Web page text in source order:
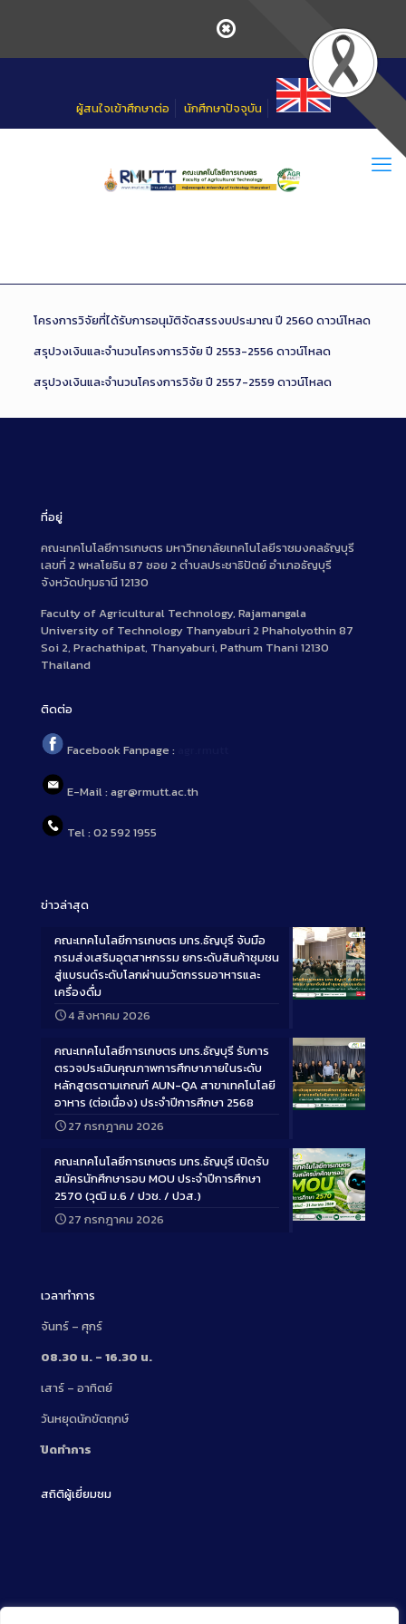
ผู้สนใจเข้าศึกษาต่อ นักศึกษาปัจจุบัน
โครงการวิจัยที่ได้รับการอนุมัติจัดสรรงบประมาณ ปี 2560 ดาวน์โหลด
สรุปวงเงินและจำนวนโครงการวิจัย ปี 2553-2556 ดาวน์โหลด
สรุปวงเงินและจำนวนโครงการวิจัย ปี 2557-2559ดาวน์โหลด
ที่อยู่
คณะเทคโนโลยีการเกษตร มหาวิทยาลัยเทคโนโลยีราชมงคลธัญบุรี
เลขที่ 2 พหลโยธิน 87 ซอย 2 ตำบลประชาธิปัตย์ อำเภอธัญบุรี
จังหวัดปทุมธานี 12130
Faculty of Agricultural Technology, Rajamangala
University of Technology Thanyaburi 2 Phaholyothin 87
Soi 2, Prachathipat, Thanyaburi, Pathum Thani 12130
Thailand
ติดต่อ
Facebook Fanpage :
E-Mail : agr@rmutt.ac.th
Tel : 02 592 1955
ข่าวล่าสุด
Long
คณะเทคโนโลยีการเกษตร มทร.ธัญบุรี จับมือ
กรมส่งเสริมอุตสาหกรรม ยกระดับสินค้าชุมชน
สู่แบรนด์ระดับโลกผ่านนวัตกรรมอาหารและ
เครื่องดื่ม
4 สิงหาคม 2026
Long
คณะเทคโนโลยีการเกษตร มทร.ธัญบุรี รับการ
ตรวจประเมินคุณภาพการศึกษาภายในระดับ
หลักสูตรตามเกณฑ์ AUN-QA สาขาเทคโนโลยี
อาหาร (ต่อเนื่อง) ประจำปีการศึกษา 2568
27 กรกฎาคม 2026
Long
คณะเทคโนโลยีการเกษตร มทร.ธัญบุรี เปิดรับ
สมัครนักศึกษารอบ MOU ประจำปีการศึกษา
2570 (วุฒิ ม.6 / ปวช. / ปวส.)
27 กรกฎาคม 2026
เวลาทำการ
จันทร์ – ศุกร์
08.30 น. – 16.30 น.
เสาร์ – อาทิตย์
วันหยุดนักขัตฤกษ์
ปิดทำการ
สถิติผู้เยี่ยมชม